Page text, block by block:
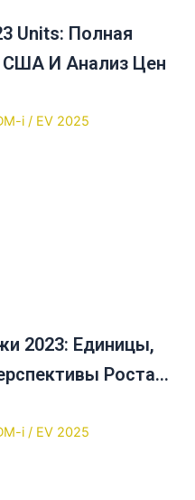
Units: Полная
США И Анализ Цен
2023: Единицы,
Роста В